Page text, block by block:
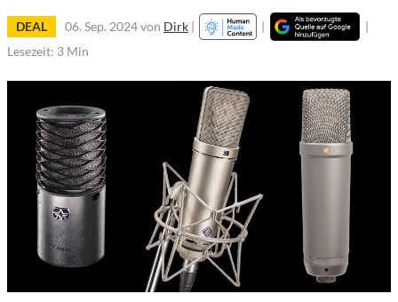
DEAL 06. Sep. 2024von Dirk | |
|
Lesezeit: 3 Min